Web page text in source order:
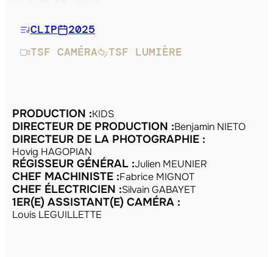
CLIP
2025
TSF CAMÉRA
TSF LUMIÈRE
PRODUCTION :KIDS
DIRECTEUR DE PRODUCTION :Benjamin NIETO
DIRECTEUR DE LA PHOTOGRAPHIE :
Hovig HAGOPIAN
RÉGISSEUR GÉNÉRAL :Julien MEUNIER
CHEF MACHINISTE :Fabrice MIGNOT
CHEF ÉLECTRICIEN :Silvain GABAYET
1ER(E) ASSISTANT(E) CAMÉRA :
Louis LEGUILLETTE